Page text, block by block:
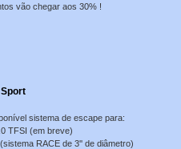
vão chegar aos 30% !
Sport
sistema de escape para:
TFSI (em breve)
RACE de 3'' de diâmetro)